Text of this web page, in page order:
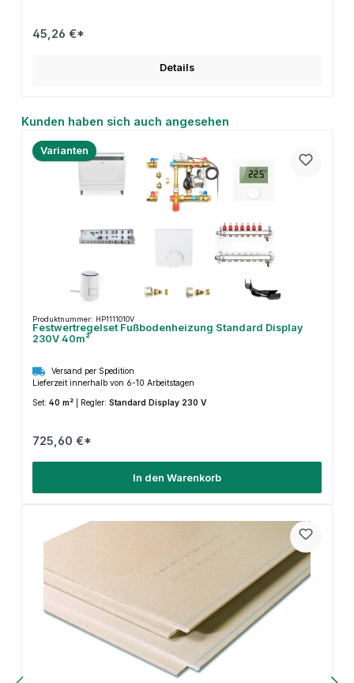
45,26 €*
Details
Produktgalerie überspringen
Kunden haben sich auch angesehen
Varianten
Produktnummer: HP1111010V
Festwertregelset Fußbodenheizung Standard Display
230V 40m²
Versand per Spedition
Lieferzeit innerhalb von 6-10 Arbeitstagen
Set: 40 m² Regler: Standard Display 230 V
725,60 €*
In den Warenkorb